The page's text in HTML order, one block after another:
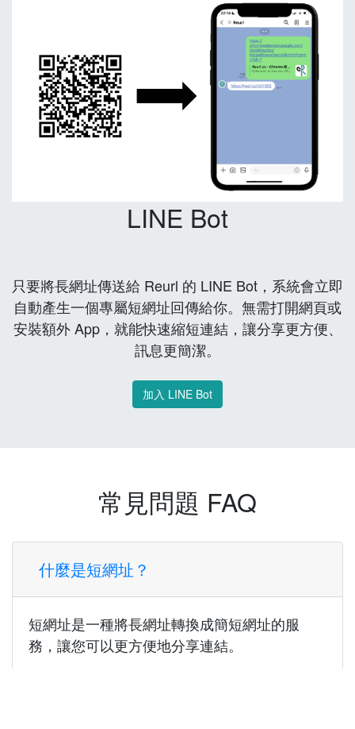
LINE Bot
只要將長網址傳送給 Reurl 的 LINE Bot，系統會立即
自動產生一個專屬短網址回傳給你。無需打開網頁或
安裝額外 App，就能快速縮短連結，讓分享更方便、
訊息更簡潔。
加入 LINE Bot
常見問題 FAQ
什麼是短網址？
短網址是一種將長網址轉換成簡短網址的服
務，讓您可以更方便地分享連結。